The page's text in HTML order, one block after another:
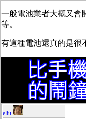
一般電池業者大概又會
等。
有這種電池還真的是很
eliu